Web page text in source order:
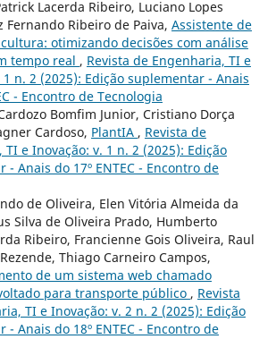
Lacerda Ribeiro, Luciano Lopes
Fernando Ribeiro de Paiva, Assistente de
otimizando decisões com análise
tempo real , Revista de Engenharia, TI e
1 n. 2 (2025): Edição suplementar - Anais
- Encontro de Tecnologia
Bomfim Junior, Cristiano Dorça
Cardoso, PlantIA , Revista de
TI e Inovação: v. 1 n. 2 (2025): Edição
- Anais do 17º ENTEC - Encontro de
de Oliveira, Elen Vitória Almeida da
Silva de Oliveira Prado, Humberto
Ribeiro, Francienne Gois Oliveira, Raul
Thiago Carneiro Campos,
de um sistema web chamado
para transporte público , Revista
TI e Inovação: v. 2 n. 2 (2025): Edição
- Anais do 18º ENTEC - Encontro de